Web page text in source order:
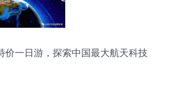
价一日游，探索中国最大航天科技